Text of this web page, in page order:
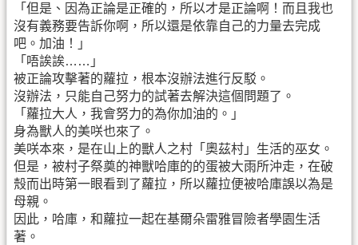
「但是、因為正論是正確的，所以才是正論啊！而且我也
沒有義務要告訴你啊，所以還是依靠自己的力量去完成
吧。加油！」
「唔誒誒……」
被正論攻擊著的蘿拉，根本沒辦法進行反駁。
沒辦法，只能自己努力的試著去解決這個問題了。
「蘿拉大人，我會努力的為你加油的。」
身為獸人的美咲也來了。
美咲本來，是在山上的獸人之村「奧茲村」生活的巫女。
但是，被村子祭奠的神獸哈庫的的蛋被大雨所沖走，在破
殼而出時第一眼看到了蘿拉，所以蘿拉便被哈庫誤以為是
母親。
因此，哈庫，和蘿拉一起在基爾朵雷雅冒險者學園生活
著。